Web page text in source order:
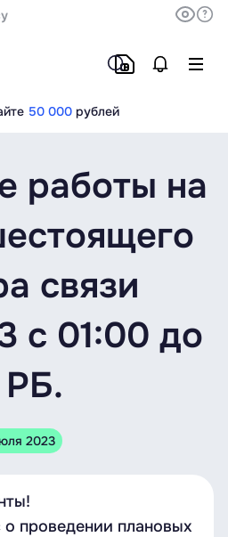
50 000 рублей
работы на
связи
с 01:00 до
2023
проведении плановых